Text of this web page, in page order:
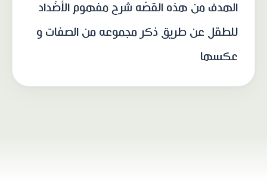
الهدف من هذه القصّه شرح مفهوم الأضّداد
للطقل عن طريق ذكر مجموعه من الصفات و
عكسها